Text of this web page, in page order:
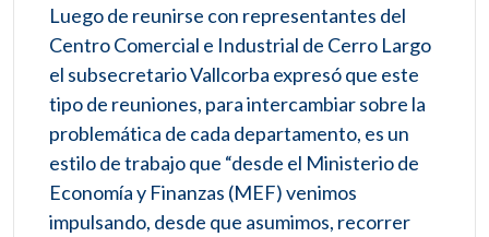
Luego de reunirse con representantes del
Centro Comercial e Industrial de Cerro Largo
el subsecretario Vallcorba expresó que este
tipo de reuniones, para intercambiar sobre la
problemática de cada departamento, es un
estilo de trabajo que “desde el Ministerio de
Economía y Finanzas (MEF) venimos
impulsando, desde que asumimos, recorrer